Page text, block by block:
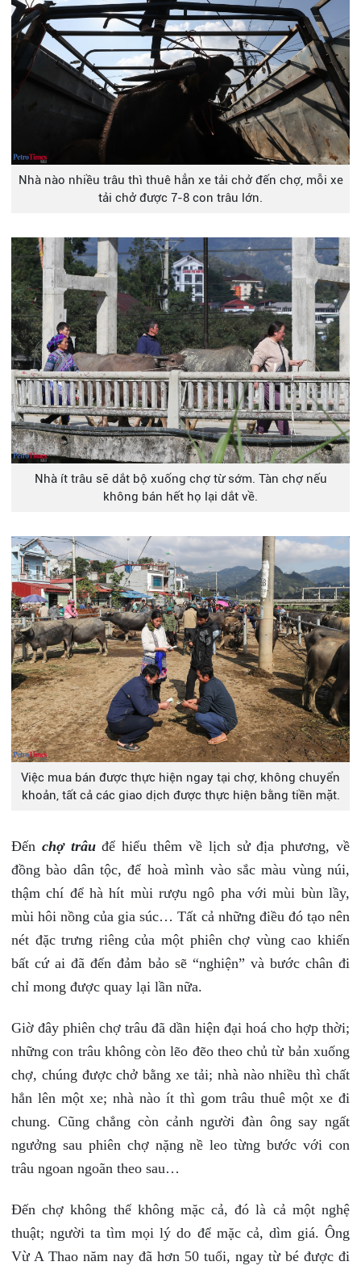
Nhà nào nhiều trâu thì thuê hẳn xe tải chở đến chợ, mỗi xe
tải chở được 7-8 con trâu lớn.
Nhà ít trâu sẽ dắt bộ xuống chợ từ sớm. Tàn chợ nếu
không bán hết họ lại dắt về.
Việc mua bán được thực hiện ngay tại chợ, không chuyển
khoản, tất cả các giao dịch được thực hiện bằng tiền mặt.
Đến chợ trâuđể hiểu thêm về lịch sử địa phương, về
đồng bào dân tộc, để hoà mình vào sắc màu vùng núi,
thậm chí để hà hít mùi rượu ngô pha với mùi bùn lầy,
mùi hôi nồng của gia súc… Tất cả những điều đó tạo nên
nét đặc trưng riêng của một phiên chợ vùng cao khiến
bất cứ ai đã đến đảm bảo sẽ “nghiện” và bước chân đi
chỉ mong được quay lại lần nữa.
Giờ đây phiên chợ trâu đã dần hiện đại hoá cho hợp thời;
những con trâu không còn lẽo đẽo theo chủ từ bản xuống
chợ, chúng được chở bằng xe tải; nhà nào nhiều thì chất
hẳn lên một xe; nhà nào ít thì gom trâu thuê một xe đi
chung. Cũng chẳng còn cảnh người đàn ông say ngất
ngưởng sau phiên chợ nặng nề leo từng bước với con
trâu ngoan ngoãn theo sau…
Đến chợ không thể không mặc cả, đó là cả một nghệ
thuật; người ta tìm mọi lý do để mặc cả, dìm giá. Ông
Vừ A Thao năm nay đã hơn 50 tuổi, ngay từ bé được đi